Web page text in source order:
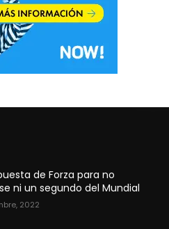
de Forza para no
ni un segundo del Mundial
2022